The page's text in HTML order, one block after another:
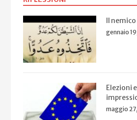
Il nemico
gennaio
Elezioni
maggio